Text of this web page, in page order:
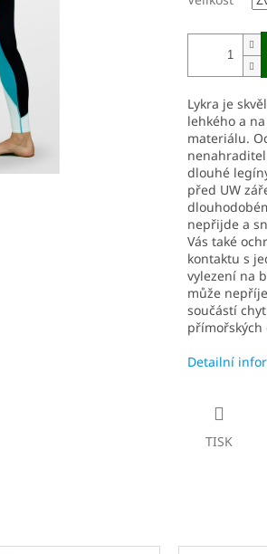
Lykra je
lehkého a
materiálu.
dlouhé
před UW
nepřijde a
Vás také
kontaktu s
vylezení na
může
součástí
přímořských
Detailní
TISK